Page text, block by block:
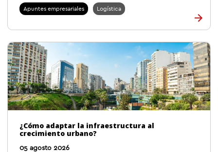
Apuntes empresariales Logística
¿Cómo adaptar la infraestructura al
crecimiento urbano?
05 agosto 2026